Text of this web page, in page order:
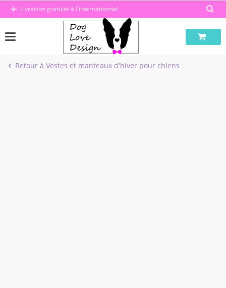
PasserLivraison gratuite à l'internationnal
Retour à Vestes et manteaux d'hiver pour chiens